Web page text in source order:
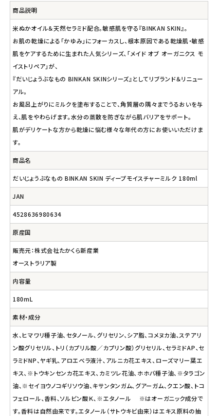
商品説明
米ぬかオイル＆天然セラミド配合。敏感肌を守る『BINKAN SKIN』。
お肌の乾燥による「かゆみ」にフォーカスし、根本原因である乾燥肌・敏感
肌をケアするために生まれた人気シリーズ、「メイド オブ オーガニクス モ
イストリペア」が、
『だいじょうぶなもの BINKAN SKINシリーズ』としてリブランド＆リニュー
アル。
お風呂上がりにミルクを塗布することで、角質層の隅々までうるおいを与
え、肌をやわらげます。水分の蒸散を防ぎながら肌バリアをサポート。
肌がデリケートな方から乾燥に悩む様々な年代の方にお使いいただけま
す。
商品名
だいじょうぶなもの BINKAN SKIN ディープモイスチャーミルク 180ml
JAN
4528636980634
原産国
販売元：株式会社たかくら新産業
オーストラリア製
内容量
180mL
素材・成分
水、ヒマワリ種子油、セタノール、グリセリン、シア脂、コメヌカ油、ステアリ
ン酸グリセリル、トリ（カプリル酸／カプリン酸）グリセリル、セラミドAP、セ
ラミドNP、ヤギ乳、アロエベラ液汁、アルニカ花エキス、ローズマリー葉エ
キス、※トウキンセンカ花エキス、カミツレ花油、ホホバ種子油、※タラゴン
油、※セイヨウノコギリソウ油、キサンタンガム、グアーガム、クエン酸、トコ
フェロール、香料、ソルビン酸Ｋ、※エタノール ※はオーガニック成分で
す。香料は自然由来です。エタノール（サトウキビ由来）はエキス原料の抽